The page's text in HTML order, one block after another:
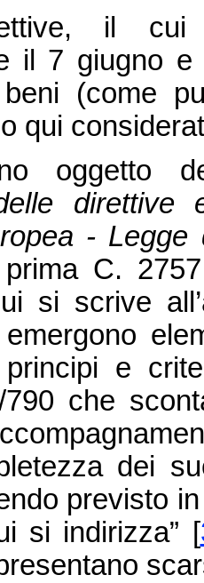
il cui
il 7 giugno
(come
qui
oggetto
direttive
-
C.
si scrive
principi e
790 che
dei
previsto
si indirizza” [